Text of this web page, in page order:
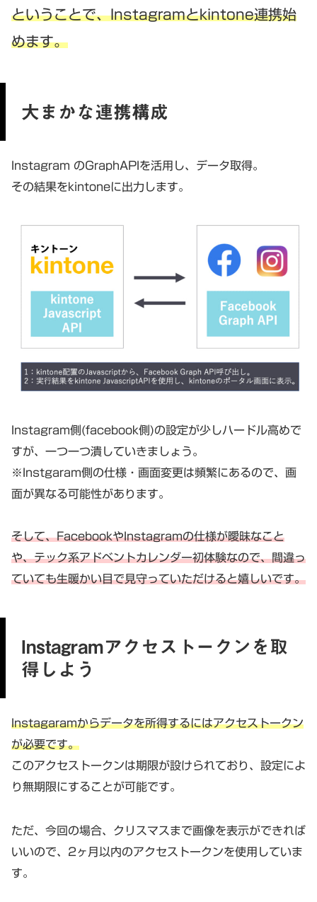
ということで、Instagramとkintone連携始
めます。
大まかな連携構成
Instagram のGraphAPIを活用し、データ取得。
その結果をkintoneに出力します。
Instagram側(facebook側)の設定が少しハードル高めで
すが、一つ一つ潰していきましょう。
※Instgaram側の仕様・画面変更は頻繁にあるので、画
面が異なる可能性があります。
そして、FacebookやInstagramの仕様が曖昧なこと
や、テック系アドベントカレンダー初体験なので、間違っ
ていても生暖かい目で見守っていただけると嬉しいです。
Instagramアクセストークンを取
得しよう
Instagaramからデータを所得するにはアクセストークン
が必要です。
このアクセストークンは期限が設けられており、設定によ
り無期限にすることが可能です。
ただ、今回の場合、クリスマスまで画像を表示ができれば
いいので、2ヶ月以内のアクセストークンを使用していま
す。